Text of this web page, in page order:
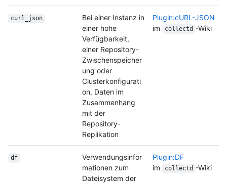
curl_json
Bei einer Instanz in
einer hohe
Verfügbarkeit,
einer Repository-
Zwischenspeicher
ung oder
Clusterkonfigurati
on, Daten im
Zusammenhang
mit der
Repository-
Replikation
Plugin:cURL-JSON
im
collectd -Wiki
df
Verwendungsinfor
mationen zum
Dateisystem der
Plugin:DF
im
collectd -Wiki